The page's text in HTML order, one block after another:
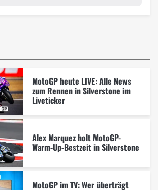
MotoGP heute LIVE: Alle News
zum Rennen in Silverstone im
Liveticker
Alex Marquez holt MotoGP-
Warm-Up-Bestzeit in Silverstone
MotoGP im TV: Wer überträgt